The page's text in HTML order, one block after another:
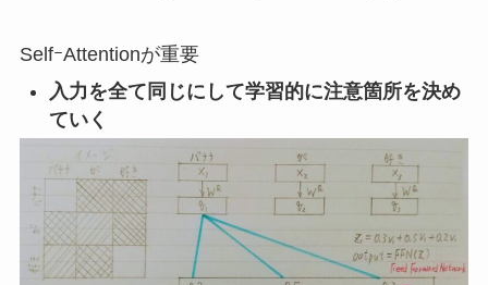
SelfｰAttentionが重要
入力を全て同じにして学習的に注意箇所を決め
ていく